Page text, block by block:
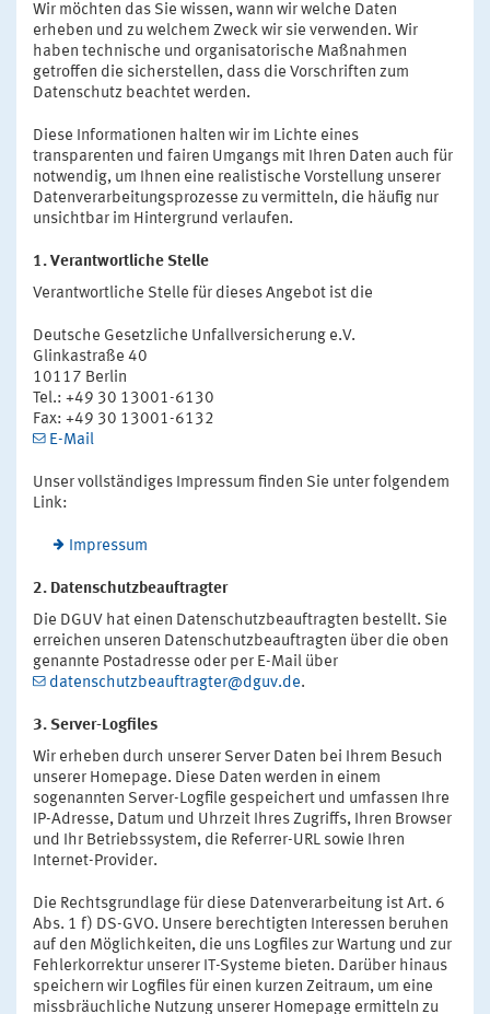
Wir möchten das Sie wissen, wann wir welche Daten
erheben und zu welchem Zweck wir sie verwenden. Wir
haben technische und organisatorische Maßnahmen
getroffen die sicherstellen, dass die Vorschriften zum
Datenschutz beachtet werden.
Diese Informationen halten wir im Lichte eines
transparenten und fairen Umgangs mit Ihren Daten auch für
notwendig, um Ihnen eine realistische Vorstellung unserer
Datenverarbeitungsprozesse zu vermitteln, die häufig nur
unsichtbar im Hintergrund verlaufen.
1. Verantwortliche Stelle
Verantwortliche Stelle für dieses Angebot ist die
Deutsche Gesetzliche Unfallversicherung e.V.
Glinkastraße 40
10117 Berlin
Tel.: +49 30 13001-6130
Fax: +49 30 13001-6132
E-Mail
Unser vollständiges Impressum finden Sie unter folgendem
Link:
Impressum
2. Datenschutzbeauftragter
Die DGUV hat einen Datenschutzbeauftragten bestellt. Sie
erreichen unseren Datenschutzbeauftragten über die oben
genannte Postadresse oder per E-Mail über
datenschutzbeauftragter@dguv.de.
3. Server-Logfiles
Wir erheben durch unserer Server Daten bei Ihrem Besuch
unserer Homepage. Diese Daten werden in einem
sogenannten Server-Logfile gespeichert und umfassen Ihre
IP-Adresse, Datum und Uhrzeit Ihres Zugriffs, Ihren Browser
und Ihr Betriebssystem, die Referrer-URL sowie Ihren
Internet-Provider.
Die Rechtsgrundlage für diese Datenverarbeitung ist Art. 6
Abs. 1 f) DS-GVO. Unsere berechtigten Interessen beruhen
auf den Möglichkeiten, die uns Logfiles zur Wartung und zur
Fehlerkorrektur unserer IT-Systeme bieten. Darüber hinaus
speichern wir Logfiles für einen kurzen Zeitraum, um eine
missbräuchliche Nutzung unserer Homepage ermitteln zu